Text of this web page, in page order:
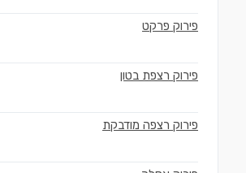
פירוק פרקט
פירוק רצפת בטון
פירוק רצפה מודבקת